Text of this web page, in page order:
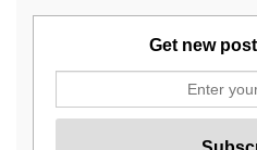
Get new